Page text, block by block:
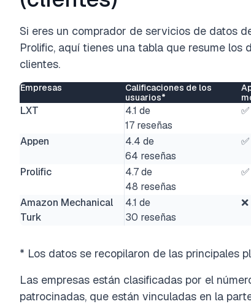
Si eres un comprador de servicios de datos
Prolific, aquí tienes una tabla que resume
clientes.
Empresas
Calificaciones de los
usuarios*
LXT
4.1 de
17 reseñas
✅
Appen
4.4 de
64 reseñas
✅
Prolific
4.7 de
48 reseñas
✅
Amazon Mechanical
Turk
4.1 de
30 reseñas
❌
* Los datos se recopilaron de las principales
Las empresas están clasificadas por el
patrocinadas, que están vinculadas en la